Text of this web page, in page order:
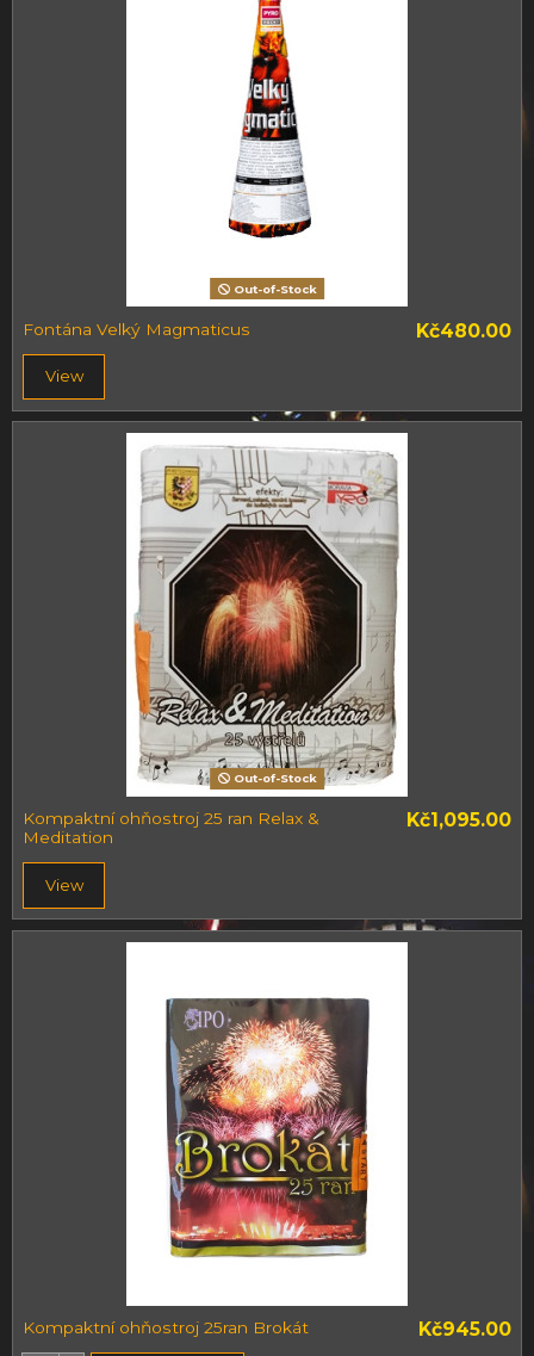
Out-of-Stock
Fontána Velký Magmaticus Kč480.00
View
Out-of-Stock
Kompaktní ohňostroj 25 ran Relax &
Meditation
Kč1,095.00
View
Kompaktní ohňostroj 25ran Brokát Kč945.00